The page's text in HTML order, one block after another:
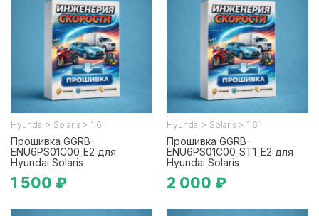
Hyundai > Solaris > 1.6 i
Прошивка GGRB-
ENU6PS01C00_E2 для
Hyundai Solaris
1 500 ₽
Hyundai > Solaris > 1.6 i
Прошивка GGRB-
ENU6PS01C00_ST1_E2 для
Hyundai Solaris
2 000 ₽